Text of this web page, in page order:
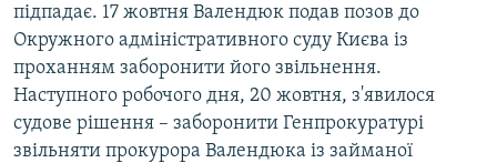
підпадає. 17 жовтня Валендюк подав позов до
Окружного адміністративного суду Києва із
проханням заборонити його звільнення.
Наступного робочого дня, 20 жовтня, з'явилося
судове рішення – заборонити Генпрокуратурі
звільняти прокурора Валендюка із займаної